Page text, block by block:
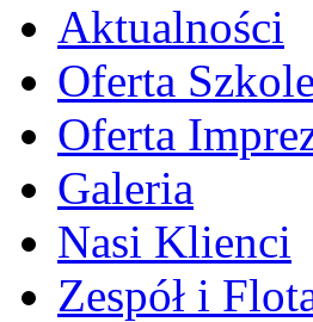
Aktualności
Oferta
Oferta
Galeria
Nasi Klienci
Zespół i